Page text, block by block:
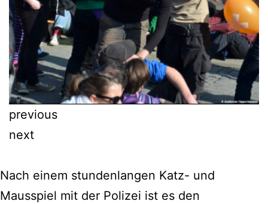
previous
next
Nach einem stundenlangen Katz- und
Mausspiel mit der Polizei ist es den